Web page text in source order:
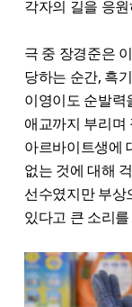
각자의 길을 응
극 중 장경준은
당하는 순간, 흑
이영이도 순발력
애교까지 부리며
아르바이트생에
없는 것에 대해
선수였지만 부상
있다고 큰 소리